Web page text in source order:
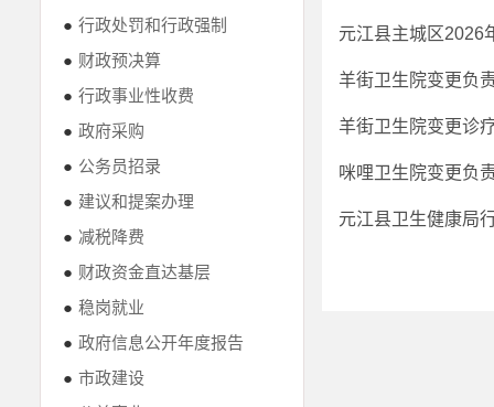
● 行政处罚和行政强制
● 财政预决算
● 行政事业性收费
● 政府采购
● 公务员招录
● 建议和提案办理
● 减税降费
● 财政资金直达基层
● 稳岗就业
● 政府信息公开年度报告
● 市政建设
元江县主城区2026
羊街卫生院变更负
羊街卫生院变更诊
咪哩卫生院变更负
元江县卫生健康局